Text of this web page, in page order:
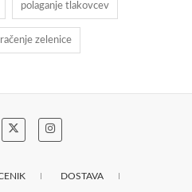
polaganje tlakovcev
zelenice
DOSTAVA